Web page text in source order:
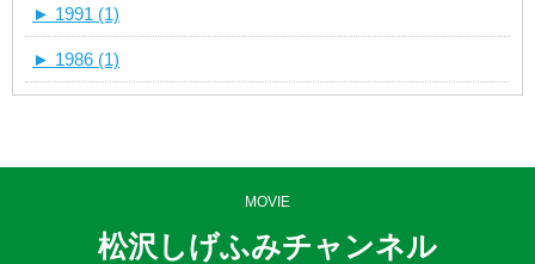
► 1991 (1)
► 1986 (1)
MOVIE
松沢しげふみチャンネル